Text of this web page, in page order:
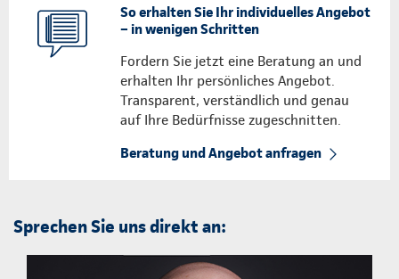
So erhalten Sie Ihr individuelles Angebot
– in wenigen Schritten
Fordern Sie jetzt eine Beratung an und
erhalten Ihr persönliches Angebot.
Transparent, verständlich und genau
auf Ihre Bedürfnisse zugeschnitten.
Beratung und Angebot anfragen
Sprechen Sie uns direkt an: